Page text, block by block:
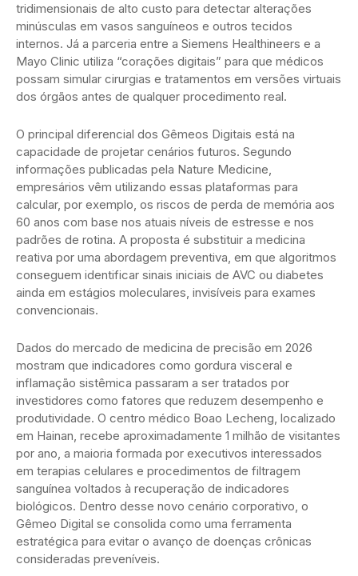
tridimensionais de alto custo para detectar alterações
minúsculas em vasos sanguíneos e outros tecidos
internos. Já a parceria entre a Siemens Healthineers e a
Mayo Clinic utiliza “corações digitais” para que médicos
possam simular cirurgias e tratamentos em versões virtuais
dos órgãos antes de qualquer procedimento real.
O principal diferencial dos Gêmeos Digitais está na
capacidade de projetar cenários futuros. Segundo
informações publicadas pela Nature Medicine,
empresários vêm utilizando essas plataformas para
calcular, por exemplo, os riscos de perda de memória aos
60 anos com base nos atuais níveis de estresse e nos
padrões de rotina. A proposta é substituir a medicina
reativa por uma abordagem preventiva, em que algoritmos
conseguem identificar sinais iniciais de AVC ou diabetes
ainda em estágios moleculares, invisíveis para exames
convencionais.
Dados do mercado de medicina de precisão em 2026
mostram que indicadores como gordura visceral e
inflamação sistêmica passaram a ser tratados por
investidores como fatores que reduzem desempenho e
produtividade. O centro médico Boao Lecheng, localizado
em Hainan, recebe aproximadamente 1 milhão de visitantes
por ano, a maioria formada por executivos interessados
em terapias celulares e procedimentos de filtragem
sanguínea voltados à recuperação de indicadores
biológicos. Dentro desse novo cenário corporativo, o
Gêmeo Digital se consolida como uma ferramenta
estratégica para evitar o avanço de doenças crônicas
consideradas preveníveis.